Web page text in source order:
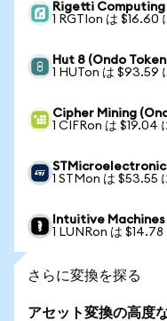
Rigetti Computing
1 RGTIon は $16.60
Hut 8 (Ondo
1 HUTon は $93.59
Cipher Mining
1 CIFRon は $19.04
1 STMon は $53.55
Intuitive Machines
1 LUNRon は $14.78
さらに変換を探る
アセット変換の高度